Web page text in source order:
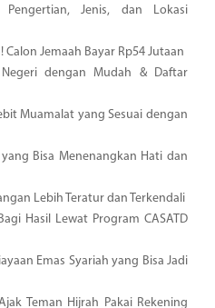
Jenis, dan Lokasi
Calon Jemaah Bayar Rp54 Jutaan
dengan Mudah & Daftar
Muamalat yang Sesuai dengan
Bisa Menenangkan Hati dan
Lebih Teratur dan Terkendali
Hasil Lewat Program CASATD
Emas Syariah yang Bisa Jadi
Teman Hijrah Pakai Rekening